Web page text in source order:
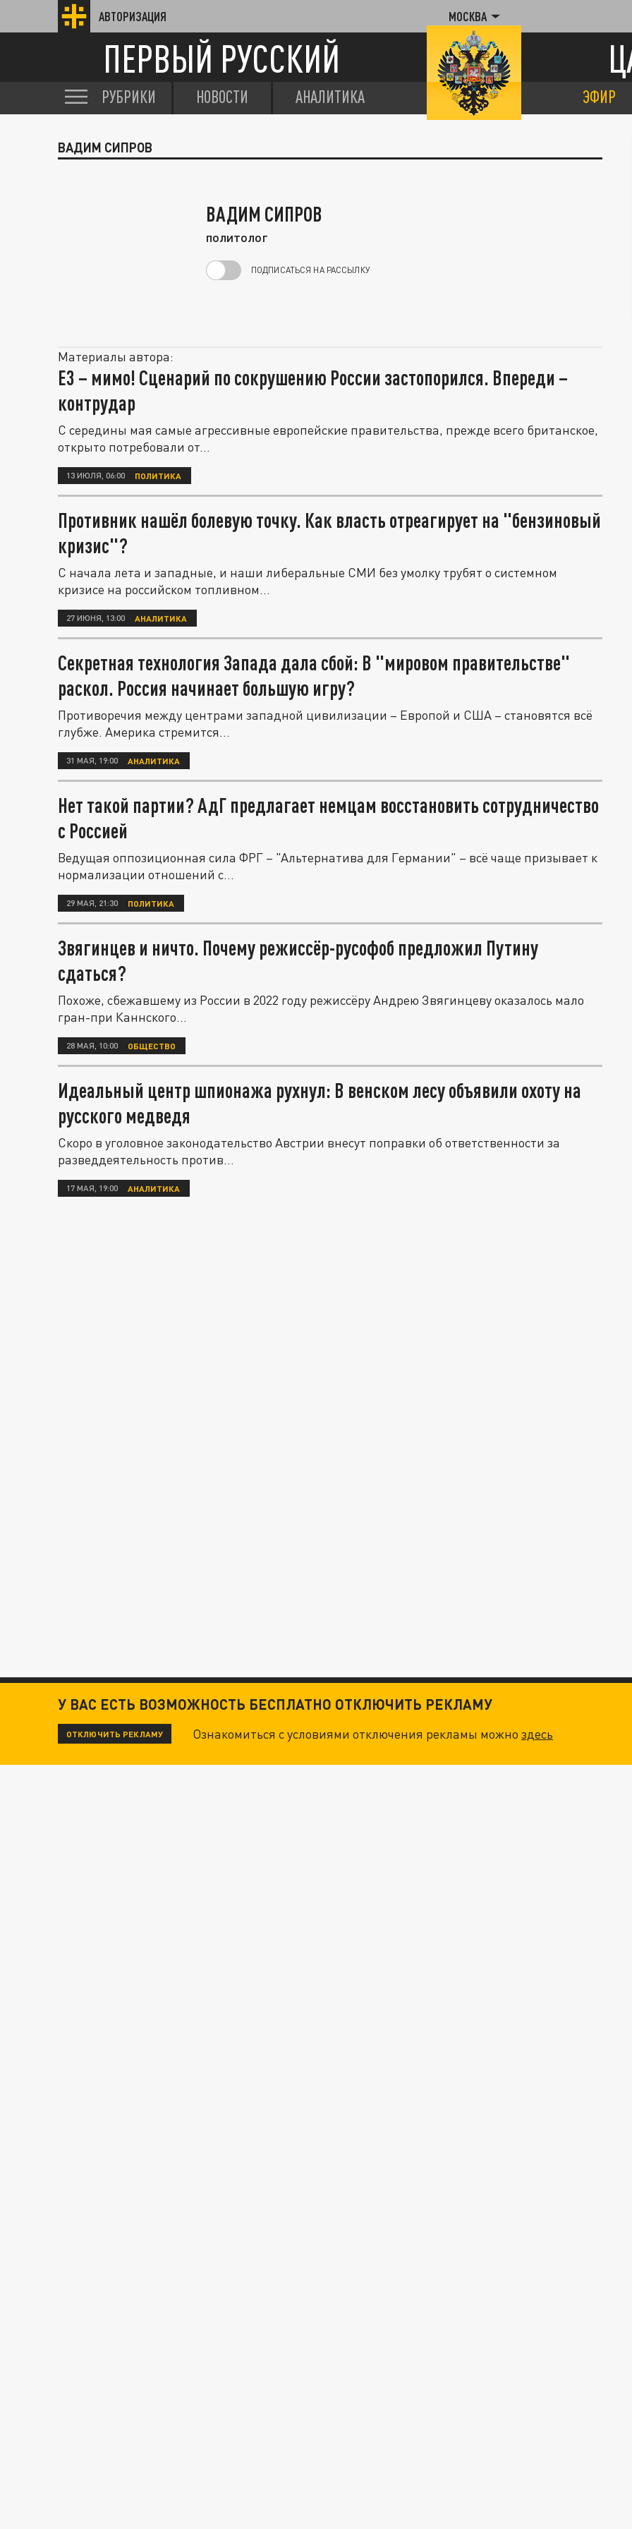
АВТОРИЗАЦИЯ МОСКВА
ПЕРВЫЙ РУССКИЙ
РУБРИКИ НОВОСТИ АНАЛИТИКА ЭФИР
ВАДИМ СИПРОВ
ВАДИМ СИПРОВ
политолог
ПОДПИСАТЬСЯ НА РАССЫЛКУ
Материалы автора:
Е3 – мимо! Сценарий по сокрушению России застопорился. Впереди –
контрудар
С середины мая самые агрессивные европейские правительства, прежде всего британское,
открыто потребовали от...
13 ИЮЛЯ, 06:00 ПОЛИТИКА
Противник нашёл болевую точку. Как власть отреагирует на "бензиновый
кризис"?
С начала лета и западные, и наши либеральные СМИ без умолку трубят о системном
кризисе на российском топливном...
27 ИЮНЯ, 13:00 АНАЛИТИКА
Секретная технология Запада дала сбой: В "мировом правительстве"
раскол. Россия начинает большую игру?
Противоречия между центрами западной цивилизации – Европой и США – становятся всё
глубже. Америка стремится...
31 МАЯ, 19:00 АНАЛИТИКА
Нет такой партии? АдГ предлагает немцам восстановить сотрудничество
с Россией
Ведущая оппозиционная сила ФРГ – "Альтернатива для Германии" – всё чаще призывает к
нормализации отношений с...
29 МАЯ, 21:30 ПОЛИТИКА
Звягинцев и ничто. Почему режиссёр-русофоб предложил Путину
сдаться?
Похоже, сбежавшему из России в 2022 году режиссёру Андрею Звягинцеву оказалось мало
гран-при Каннского...
28 МАЯ, 10:00 ОБЩЕСТВО
Идеальный центр шпионажа рухнул: В венском лесу объявили охоту на
русского медведя
Скоро в уголовное законодательство Австрии внесут поправки об ответственности за
разведдеятельность против...
17 МАЯ, 19:00 АНАЛИТИКА
У ВАС ЕСТЬ ВОЗМОЖНОСТЬ БЕСПЛАТНО ОТКЛЮЧИТЬ РЕКЛАМУ
ОТКЛЮЧИТЬ РЕКЛАМУ Ознакомиться с условиями отключения рекламы можноздесь